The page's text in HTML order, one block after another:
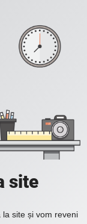
site
site și vom reveni